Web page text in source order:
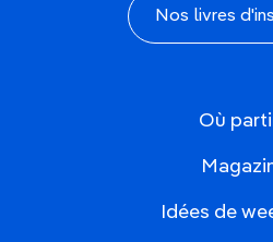
Nos livres
Où
Idées de